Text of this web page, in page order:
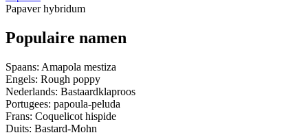
Papaver hybridum
Populaire namen
Spaans: Amapola mestiza
Engels: Rough poppy
Nederlands: Bastaardklaproos
Portugees: papoula-peluda
Frans: Coquelicot hispide
Duits: Bastard-Mohn